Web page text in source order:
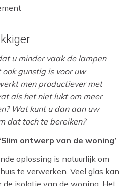
u minder vaak de lampen
gunstig is voor uw
men productiever met
als het niet lukt om meer
Wat kunt u dan aan uw
dat toch te bereiken?
ontwerp van de woning’
oplossing is natuurlijk om
te verwerken. Veel glas kan
de isolatie van de woning. Het